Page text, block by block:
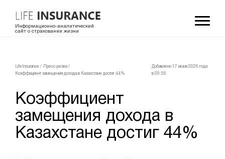
Информационно-аналитический
сайт о страховании жизни
LifeInsurance / Пресс-релиз /
Коэффициент замещения дохода в Казахстане достиг 44%
Добавлено 17 июня 2026 года
в 09:56
Коэффициент
замещения дохода в
Казахстане достиг 44%